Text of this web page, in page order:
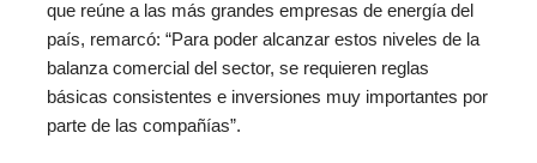
que reúne a las más grandes empresas de energía del
país, remarcó: “Para poder alcanzar estos niveles de la
balanza comercial del sector, se requieren reglas
básicas consistentes e inversiones muy importantes por
parte de las compañías”.